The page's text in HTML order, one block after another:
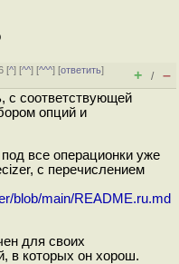
[^] [^^] [^^^] [ответить]
+ / –
с соответствующей
опций и
все операционки уже
с перечислением
blob/main/README.ru.md
для своих
в которых он хорош.